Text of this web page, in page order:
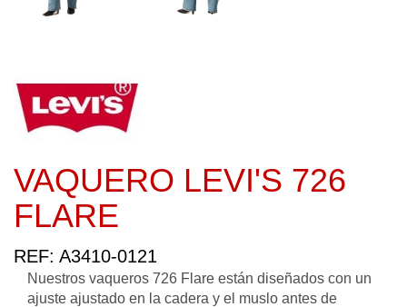
VAQUERO LEVI'S 726
FLARE
REF: A3410-0121
Nuestros vaqueros 726 Flare están diseñados con un
ajuste ajustado en la cadera y el muslo antes de